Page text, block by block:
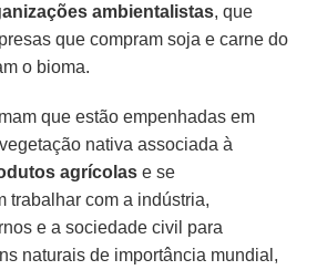
ambientalistas, que
que compram soja e carne do
o bioma.
que estão empenhadas em
nativa associada à
agrícolas e se
trabalhar com a indústria,
e a sociedade civil para
naturais de importância mundial,